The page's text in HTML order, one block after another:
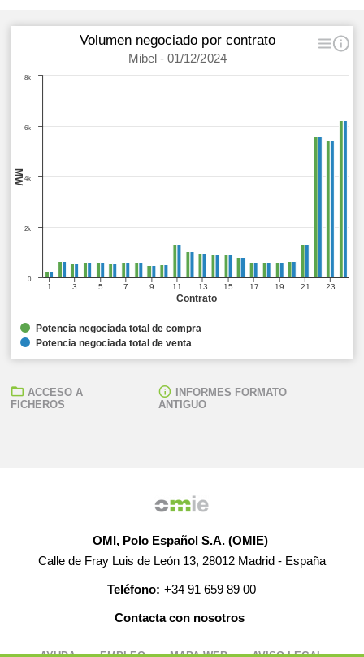
Contrato
MW
Volumen negociado por contrato
Mibel - 01/12/2024
1 3 5 7 9 11 13 15 17 19 21 23
0
2k
4k
6k
8k
Potencia negociada total de compra
Potencia negociada total de venta
ACCESO A
FICHEROS
INFORMES FORMATO
ANTIGUO
OMI, Polo Español S.A. (OMIE)
Calle de Fray Luis de León 13, 28012 Madrid - España
Teléfono: +34 91 659 89 00
Contacta con nosotros